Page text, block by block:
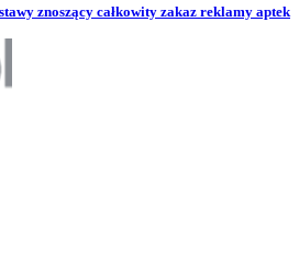
znoszący całkowity zakaz reklamy aptek